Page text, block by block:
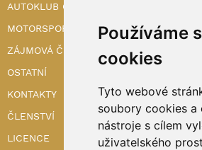
Používáme
cookies
Tyto webové
soubory cookies a
nástroje s cílem
uživatelského
AUTOKLUB ČR
MOTORSPORT
ZÁJMOVÁ ČINNOST
OSTATNÍ
KONTAKTY
ČLENSTVÍ
LICENCE